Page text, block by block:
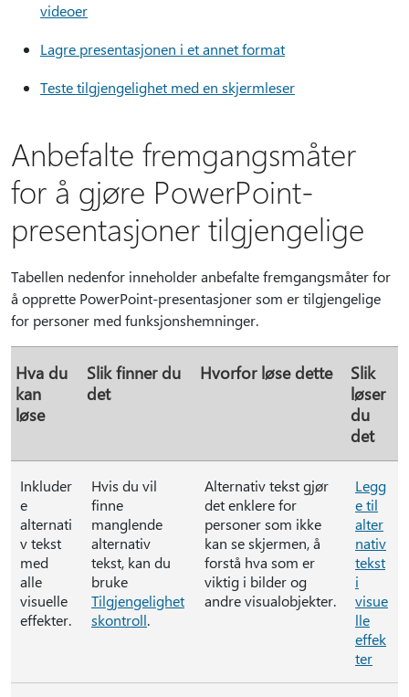
videoer
Lagre presentasjonen i et annet format
Teste tilgjengelighet med en skjermleser
Anbefalte fremgangsmåter
for å gjøre PowerPoint-
presentasjoner tilgjengelige
Tabellen nedenfor inneholder anbefalte fremgangsmåter for
å opprette PowerPoint-presentasjoner som er tilgjengelige
for personer med funksjonshemninger.
Hva du
kan
løse
Slik finner du
det
Hvorfor løse dette
Slik
løser
du
det
Inkluder
e
alternati
v tekst
med
alle
visuelle
effekter.
Hvis du vil
finne
manglende
alternativ
tekst, kan du
bruke
Tilgjengelighet
skontroll.
Alternativ tekst gjør
det enklere for
personer som ikke
kan se skjermen, å
forstå hva som er
viktig i bilder og
andre visualobjekter.
Legg
e til
alter
nativ
tekst
i
visue
lle
effek
ter